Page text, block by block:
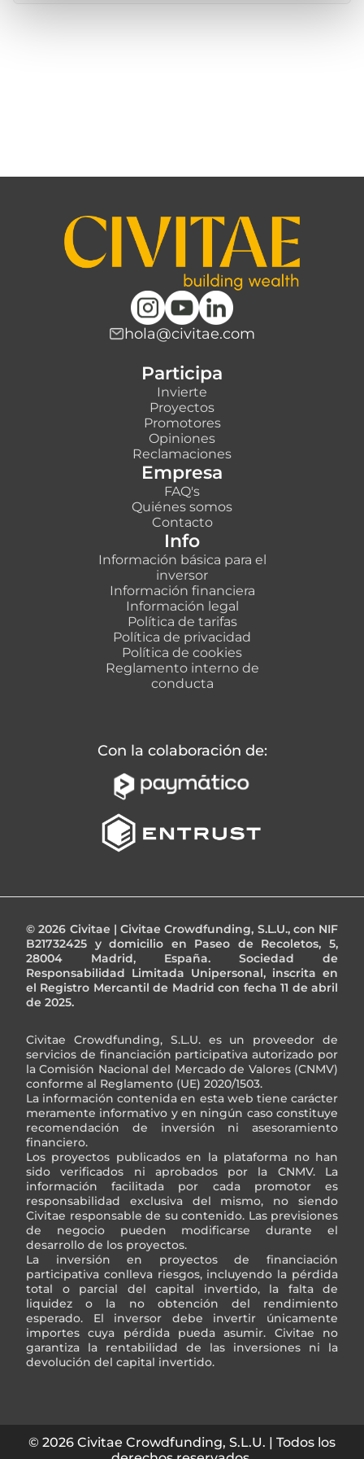
hola@civitae.com
Participa
Invierte
Proyectos
Promotores
Opiniones
Reclamaciones
Empresa
FAQ's
Quiénes somos
Contacto
Info
Información básica para el
inversor
Información financiera
Información legal
Política de tarifas
Política de privacidad
Política de cookies
Reglamento interno de
conducta
Con la colaboración de:
© 2026 Civitae | Civitae Crowdfunding, S.L.U., con NIF
B21732425 y domicilio en Paseo de Recoletos, 5,
28004 Madrid, España. Sociedad de
Responsabilidad Limitada Unipersonal, inscrita en
el Registro Mercantil de Madrid con fecha 11 de abril
de 2025.
Civitae Crowdfunding, S.L.U. es un proveedor de
servicios de financiación participativa autorizado por
la Comisión Nacional del Mercado de Valores (CNMV)
conforme al Reglamento (UE) 2020/1503.
La información contenida en esta web tiene carácter
meramente informativo y en ningún caso constituye
recomendación de inversión ni asesoramiento
financiero.
Los proyectos publicados en la plataforma no han
sido verificados ni aprobados por la CNMV. La
información facilitada por cada promotor es
responsabilidad exclusiva del mismo, no siendo
Civitae responsable de su contenido. Las previsiones
de negocio pueden modificarse durante el
desarrollo de los proyectos.
La inversión en proyectos de financiación
participativa conlleva riesgos, incluyendo la pérdida
total o parcial del capital invertido, la falta de
liquidez o la no obtención del rendimiento
esperado. El inversor debe invertir únicamente
importes cuya pérdida pueda asumir. Civitae no
garantiza la rentabilidad de las inversiones ni la
devolución del capital invertido.
© 2026 Civitae Crowdfunding, S.L.U. | Todos los